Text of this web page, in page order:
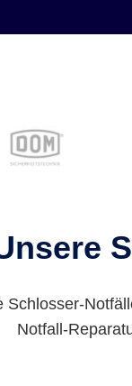
Schlosser-
Notfall-